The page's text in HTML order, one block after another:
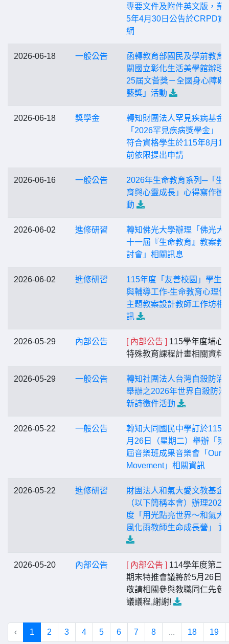
專要文件及附件英文版，業
5年4月30日公告於CRPD資
網
2026-06-18 一般公告
函轉教育部國民及學前教育
關國立彰化生活美學館辦理
25屆文薈獎－全國身心障礙
藝獎」活動
2026-06-18 獎學金
轉知財團法人罕見疾病基金
「2026罕見疾病獎學金」，
符合資格學生於115年8月14
前依限提出申請
2026-06-16 一般公告
2026年生命教育系列─「生
育與心靈成長」心得寫作徵
動
2026-06-02 進修研習
轉知佛光大學辦理「佛光大
十一屆『生命教育』教案教
討會」相關訊息
2026-06-02 進修研習
115年度「友善校園」學生
與輔導工作-生命教育心理健
主題教案設計教師工作坊相
訊
2026-05-29 內部公告 [ 內部公告 ] 115學年度埔心
特殊教育課程計畫相關資料
2026-05-29 一般公告
轉知社團法人台灣自殺防治
舉辦之2026年世界自殺防治
新詩徵件活動
2026-05-22 一般公告
轉知大同國民中學訂於115
月26日（星期二）舉辦「第
屆音樂班成果音樂會「Our
Movement」相關資訊
2026-05-22 進修研習
財團法人和氣大愛文教基金
（以下簡稱本會）辦理2026
度「用光點亮世界～和氣大
風化雨教師生命成長營」 資
2026-05-20 內部公告 [ 內部公告 ] 114學年度第二
期末特推會議將於5月26日
敬請相關參與教職同仁先參
議議程,謝謝!
‹ 1 2 3 4 5 6 7 8 ... 18 19